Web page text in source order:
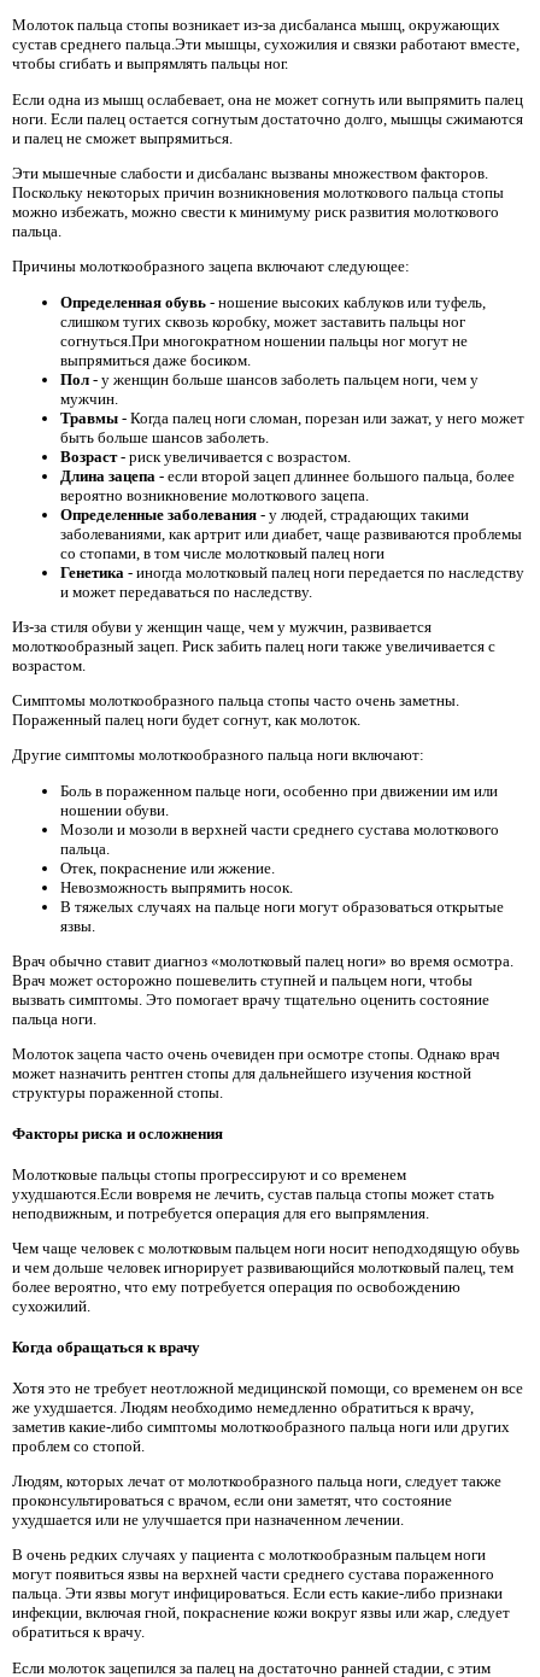
Молоток пальца стопы возникает из-за дисбаланса мышц, окружающих
сустав среднего пальца.Эти мышцы, сухожилия и связки работают вместе,
чтобы сгибать и выпрямлять пальцы ног.
Если одна из мышц ослабевает, она не может согнуть или выпрямить палец
ноги. Если палец остается согнутым достаточно долго, мышцы сжимаются
и палец не сможет выпрямиться.
Эти мышечные слабости и дисбаланс вызваны множеством факторов.
Поскольку некоторых причин возникновения молоткового пальца стопы
можно избежать, можно свести к минимуму риск развития молоткового
пальца.
Причины молоткообразного зацепа включают следующее:
Определенная обувь - ношение высоких каблуков или туфель,
слишком тугих сквозь коробку, может заставить пальцы ног
согнуться.При многократном ношении пальцы ног могут не
выпрямиться даже босиком.
Пол - у женщин больше шансов заболеть пальцем ноги, чем у
мужчин.
Травмы - Когда палец ноги сломан, порезан или зажат, у него может
быть больше шансов заболеть.
Возраст- риск увеличивается с возрастом.
Длина зацепа - если второй зацеп длиннее большого пальца, более
вероятно возникновение молоткового зацепа.
Определенные заболевания - у людей, страдающих такими
заболеваниями, как артрит или диабет, чаще развиваются проблемы
со стопами, в том числе молотковый палец ноги
Генетика - иногда молотковый палец ноги передается по наследству
и может передаваться по наследству.
Из-за стиля обуви у женщин чаще, чем у мужчин, развивается
молоткообразный зацеп. Риск забить палец ноги также увеличивается с
возрастом.
Симптомы молоткообразного пальца стопы часто очень заметны.
Пораженный палец ноги будет согнут, как молоток.
Другие симптомы молоткообразного пальца ноги включают:
Боль в пораженном пальце ноги, особенно при движении им или
ношении обуви.
Мозоли и мозоли в верхней части среднего сустава молоткового
пальца.
Отек, покраснение или жжение.
Невозможность выпрямить носок.
В тяжелых случаях на пальце ноги могут образоваться открытые
язвы.
Врач обычно ставит диагноз «молотковый палец ноги» во время осмотра.
Врач может осторожно пошевелить ступней и пальцем ноги, чтобы
вызвать симптомы. Это помогает врачу тщательно оценить состояние
пальца ноги.
Молоток зацепа часто очень очевиден при осмотре стопы. Однако врач
может назначить рентген стопы для дальнейшего изучения костной
структуры пораженной стопы.
Факторы риска и осложнения
Молотковые пальцы стопы прогрессируют и со временем
ухудшаются.Если вовремя не лечить, сустав пальца стопы может стать
неподвижным, и потребуется операция для его выпрямления.
Чем чаще человек с молотковым пальцем ноги носит неподходящую обувь
и чем дольше человек игнорирует развивающийся молотковый палец, тем
более вероятно, что ему потребуется операция по освобождению
сухожилий.
Когда обращаться к врачу
Хотя это не требует неотложной медицинской помощи, со временем он все
же ухудшается. Людям необходимо немедленно обратиться к врачу,
заметив какие-либо симптомы молоткообразного пальца ноги или других
проблем со стопой.
Людям, которых лечат от молоткообразного пальца ноги, следует также
проконсультироваться с врачом, если они заметят, что состояние
ухудшается или не улучшается при назначенном лечении.
В очень редких случаях у пациента с молоткообразным пальцем ноги
могут появиться язвы на верхней части среднего сустава пораженного
пальца. Эти язвы могут инфицироваться. Если есть какие-либо признаки
инфекции, включая гной, покраснение кожи вокруг язвы или жар, следует
обратиться к врачу.
Если молоток зацепился за палец на достаточно ранней стадии, с этим